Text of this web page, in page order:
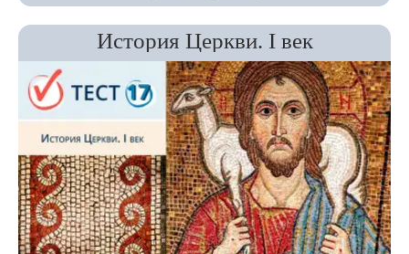
История Церкви. I век